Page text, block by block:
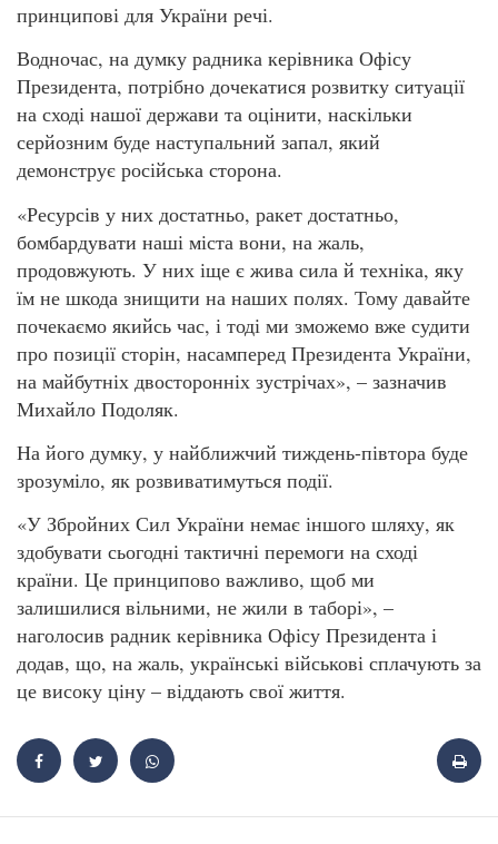
принципові для України речі.
Водночас, на думку радника керівника Офісу
Президента, потрібно дочекатися розвитку ситуації
на сході нашої держави та оцінити, наскільки
серйозним буде наступальний запал, який
демонструє російська сторона.
«Ресурсів у них достатньо, ракет достатньо,
бомбардувати наші міста вони, на жаль,
продовжують. У них іще є жива сила й техніка, яку
їм не шкода знищити на наших полях. Тому давайте
почекаємо якийсь час, і тоді ми зможемо вже судити
про позиції сторін, насамперед Президента України,
на майбутніх двосторонніх зустрічах», – зазначив
Михайло Подоляк.
На його думку, у найближчий тиждень-півтора буде
зрозуміло, як розвиватимуться події.
«У Збройних Сил України немає іншого шляху, як
здобувати сьогодні тактичні перемоги на сході
країни. Це принципово важливо, щоб ми
залишилися вільними, не жили в таборі», –
наголосив радник керівника Офісу Президента і
додав, що, на жаль, українські військові сплачують за
це високу ціну – віддають свої життя.